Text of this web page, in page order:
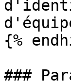
{%
###